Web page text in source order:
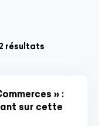
résultats
» :
sur cette